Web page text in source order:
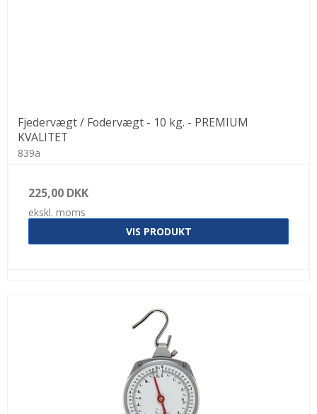
Fjedervægt / Fodervægt - 10 kg. - PREMIUM
KVALITET
839a
225,00 DKK
ekskl. moms
VIS PRODUKT